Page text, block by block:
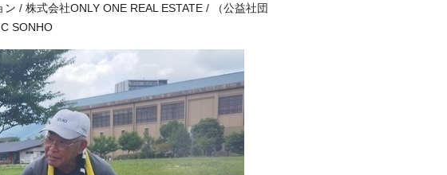
/ 株式会社ONLY ONE REAL ESTATE / （公益社団
SONHO